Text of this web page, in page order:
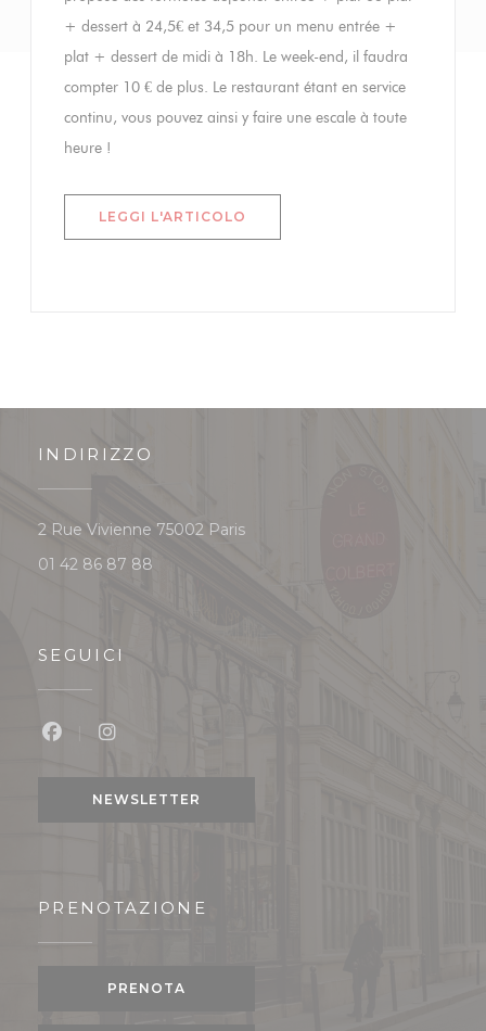
+ dessert à 24,5€ et 34,5 pour un menu entrée +
plat + dessert de midi à 18h. Le week-end, il faudra
compter 10 € de plus. Le restaurant étant en service
continu, vous pouvez ainsi y faire une escale à toute
heure !
LEGGI L'ARTICOLO
INDIRIZZO
2 Rue Vivienne 75002 Paris((apre una nuova finestra))
01 42 86 87 88
SEGUICI
NEWSLETTER
PRENOTAZIONE
PRENOTA